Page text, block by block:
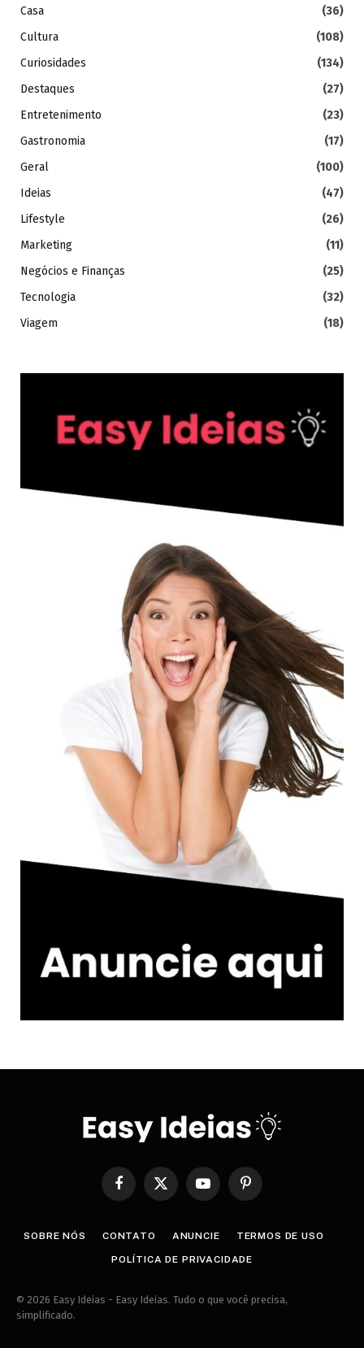
Casa
(36)
Cultura
(108)
Curiosidades
(134)
Destaques
(27)
Entretenimento
(23)
Gastronomia
(17)
Geral
(100)
Ideias
(47)
Lifestyle
(26)
Marketing
(11)
Negócios e Finanças
(25)
Tecnologia
(32)
Viagem
(18)
FacebookX
YouTube Pinterest
SOBRE NÓS CONTATO ANUNCIE TERMOS DE USO
POLÍTICA DE PRIVACIDADE
© 2026 Easy Ideias - Easy Ideias. Tudo o que você precisa,
simplificado.